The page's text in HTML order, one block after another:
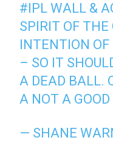
#IPL WALL &
SPIRIT OF
INTENTION
– SO IT
A DEAD BALL.
A NOT A
— SHANE